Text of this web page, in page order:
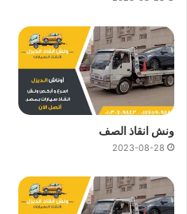
ونش انقاذ الصف
2023-08-28